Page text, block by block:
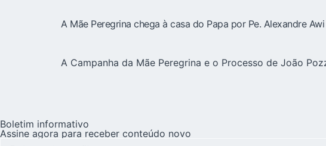
A Mãe Peregrina chega à casa do Papa por Pe. Alexandre Awi
A Campanha da Mãe Peregrina e o Processo de João
Boletim informativo
Assine agora para receber conteúdo novo